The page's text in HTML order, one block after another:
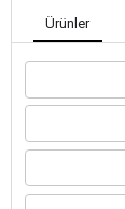
Ürünler